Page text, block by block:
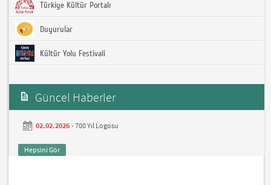
Türkiye Kültür Portalı
Duyurular
Kültür Yolu Festivali
Güncel Haberler
02.02.2026 -700 Yıl Logosu
Hepsini Gör